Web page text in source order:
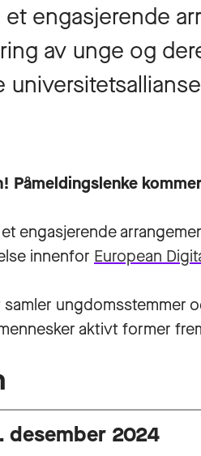
et engasjerende
av unge og
Påmeldingslenke
engasjerende
innenfor European
ungdomsstemmer
aktivt former
desember 2024